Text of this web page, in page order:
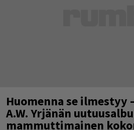
Huomenna se ilmestyy
A.W. Yrjänän
mammuttimainen